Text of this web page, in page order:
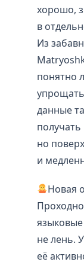
хорошо,
в
Из
понятно
данные
но
и
Новая
не лень.
её